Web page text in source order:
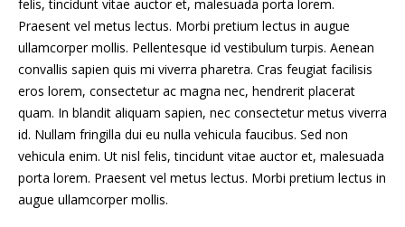
felis, tincidunt vitae auctor et, malesuada porta lorem.
Praesent vel metus lectus. Morbi pretium lectus in augue
ullamcorper mollis. Pellentesque id vestibulum turpis. Aenean
convallis sapien quis mi viverra pharetra. Cras feugiat facilisis
eros lorem, consectetur ac magna nec, hendrerit placerat
quam. In blandit aliquam sapien, nec consectetur metus viverra
id. Nullam fringilla dui eu nulla vehicula faucibus. Sed non
vehicula enim. Ut nisl felis, tincidunt vitae auctor et, malesuada
porta lorem. Praesent vel metus lectus. Morbi pretium lectus in
augue ullamcorper mollis.